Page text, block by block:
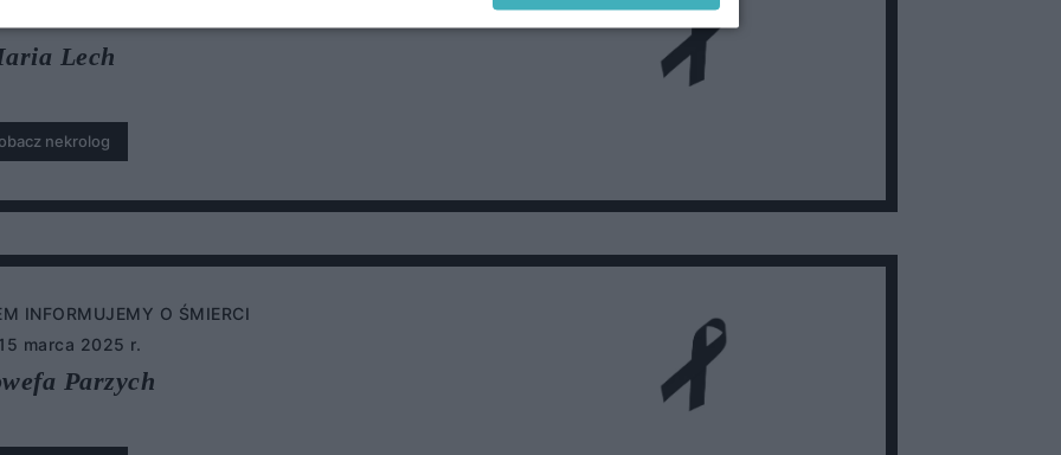
Lech
nekrolog
INFORMUJEMY O ŚMIERCI
marca 2025 r.
Parzych